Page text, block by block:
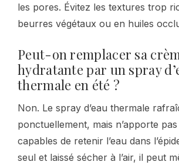
les pores. Évitez les textures trop
beurres végétaux ou en huiles
Peut-on remplacer sa
hydratante par un spray
thermale en été ?
Non. Le spray d’eau thermale
ponctuellement, mais n’apporte pas
capables de retenir l’eau dans
seul et laissé sécher à l’air, il peut